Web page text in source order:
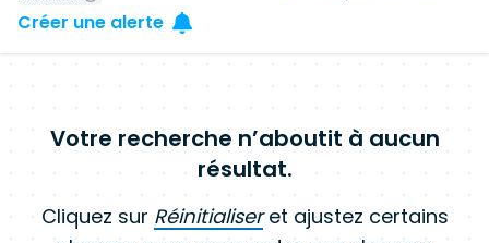
Créer une alerte
Votre recherche n’aboutit à aucun
résultat.
Cliquez sur Réinitialiseret ajustez certains